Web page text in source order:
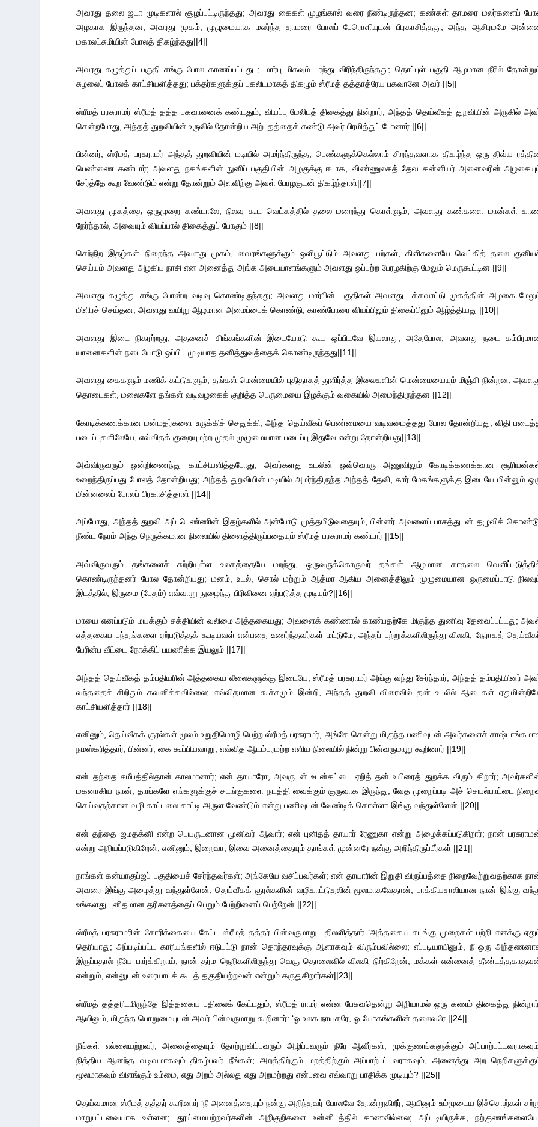
அவரது தலை ஜடா முடிகளால் சூழப்பட்டிருந்தது; அவரது கைகள் முழங்கால் வரை நீண்டிருந்தன; கண்கள் தாமரை மலர்களைப்
அழகாக இருந்தன; அவரது முகம், முழுமையாக மலர்ந்த தாமரை போலப் பேரொளியுடன் பிரகாசித்தது; அந்த ஆசிரமமே
மகாலட்சுமியின் போலத் திகழ்ந்தது||4||
அவரது கழுத்துப் பகுதி சங்கு போல காணப்பட்டது ; மார்பு மிகவும் பரந்து விரிந்திருந்தது; தொப்புள் பகுதி ஆழமான நீரில்
சுழலைப் போலக் காட்சியளித்தது; பக்தர்களுக்குப் புகலிடமாகத் திகழும் ஸ்ரீமத் தத்தாத்ரேய பகவானே அவர் ||5||
ஸ்ரீமத் பரசுராமர் ஸ்ரீமத் தத்த பகவானைக் கண்டதும், வியப்பு மேலிடத் திகைத்து நின்றார்; அந்தத் தெய்வீகத் துறவியின் அருகில்
சென்றபோது, அந்தத் துறவியின் உருவில் தோன்றிய அற்புதத்தைக் கண்டு அவர் பிரமித்துப் போனார் ||6||
பின்னர், ஸ்ரீமத் பரசுராமர் அந்தத் துறவியின் மடியில் அமர்ந்திருந்த, பெண்களுக்கெல்லாம் சிறந்தவளாக திகழ்ந்த ஒரு திவ்ய
பெண்ணை கண்டார்; அவளது நகங்களின் நுனிப் பகுதியின் அழகுக்கு ஈடாக, விண்ணுலகத் தேவ கன்னியர் அனைவரின்
சேர்த்தே கூற வேண்டும் என்று தோன்றும் அளவிற்கு அவள் பேரழகுடன் திகழ்ந்தாள்||7||
அவளது முகத்தை ஒருமுறை கண்டாலே, நிலவு கூட வெட்கத்தில் தலை மறைந்து கொள்ளும்; அவளது கண்களை மான்கள்
நேர்ந்தால், அவையும் வியப்பால் திகைத்துப் போகும் ||8||
செந்நிற இதழ்கள் நிறைந்த அவளது முகம், வைரங்களுக்கும் ஒளியூட்டும் அவளது பற்கள், கிளிகளையே வெட்கித் தலை
செய்யும் அவளது அழகிய நாசி என அனைத்து அங்க அடையாளங்களும் அவளது ஒப்பற்ற பேரழகிற்கு மேலும் மெருகூட்டின ||9||
அவளது கழுத்து சங்கு போன்ற வடிவு கொண்டிருந்தது; அவளது மார்பின் பகுதிகள் அவளது பக்கவாட்டு முகத்தின் அழகை
மிளிரச் செய்தன; அவளது வயிறு ஆழமான அமைப்பைக் கொண்டு, காண்போரை வியப்பிலும் திகைப்பிலும் ஆழ்த்தியது ||10||
அவளது இடை நிகரற்றது; அதனைச் சிங்கங்களின் இடையோடு கூட ஒப்பிடவே இயலாது; அதேபோல, அவளது நடை
யானைகளின் நடையோடு ஒப்பிட முடியாத தனித்துவத்தைக் கொண்டிருந்தது||11||
அவளது கைகளும் மணிக் கட்டுகளும், தங்கள் மென்மையில் புதிதாகத் துளிர்த்த இலைகளின் மென்மையையும் மிஞ்சி நின்றன;
தொடைகள், மலைகளே தங்கள் வடிவழகைக் குறித்த பெருமையை இழக்கும் வகையில் அமைந்திருந்தன ||12||
கோடிக்கணக்கான மன்மதர்களை உருக்கிச் செதுக்கி, அந்த தெய்வீகப் பெண்மையை வடிவமைத்தது போல தோன்றியது; விதி
படைப்புகளிலேயே, எவ்விதக் குறையுமற்ற முதல் முழுமையான படைப்பு இதுவே என்று தோன்றியது||13||
அவ்விருவரும் ஒன்றிணைந்து காட்சியளித்தபோது, அவர்களது உடலின் ஒவ்வொரு அணுவிலும் கோடிக்கணக்கான
உறைந்திருப்பது போலத் தோன்றியது; அந்தத் துறவியின் மடியில் அமர்ந்திருந்த அந்தத் தேவி, கார் மேகங்களுக்கு இடையே மின்னும்
மின்னலைப் போலப் பிரகாசித்தாள் ||14||
அப்போது, அந்தத் துறவி அப் பெண்ணின் இதழ்களில் அன்போடு முத்தமிடுவதையும், பின்னர் அவளைப் பாசத்துடன் தழுவிக்
நீண்ட நேரம் அந்த நெருக்கமான நிலையில் திளைத்திருப்பதையும் ஸ்ரீமத் பரசுராமர் கண்டார் ||15||
அவ்விருவரும் தங்களைச் சுற்றியுள்ள உலகத்தையே மறந்து, ஒருவருக்கொருவர் தங்கள் ஆழமான காதலை
கொண்டிருந்தனர் போல தோன்றியது; மனம், உடல், சொல் மற்றும் ஆத்மா ஆகிய அனைத்திலும் முழுமையான ஒருமைப்பாடு
இடத்தில், இருமை (பேதம்) எவ்வாறு நுழைந்து பிரிவினை ஏற்படுத்த முடியும்?||16||
மாயை எனப்படும் மயக்கும் சக்தியின் வலிமை அத்தகையது; அவளைக் கண்ணால் காண்பதற்கே மிகுந்த துணிவு தேவைப்பட்டது;
எத்தகைய பந்தங்களை ஏற்படுத்தக் கூடியவள் என்பதை உணர்ந்தவர்கள் மட்டுமே, அந்தப் பற்றுக்களிலிருந்து விலகி, நேராகத்
பேரின்ப வீட்டை நோக்கிப் பயணிக்க இயலும் ||17||
அந்தத் தெய்வீகத் தம்பதியரின் அத்தகைய லீலைகளுக்கு இடையே, ஸ்ரீமத் பரசுராமர் அங்கு வந்து சேர்ந்தார்; அந்தத் தம்பதியினர்
வந்ததைச் சிறிதும் கவனிக்கவில்லை; எவ்விதமான கூச்சமும் இன்றி, அந்தத் துறவி விரைவில் தன் உடலில் ஆடைகள்
காட்சியளித்தார் ||18||
எனினும், தெய்வீகக் குரல்கள் மூலம் உறுதிமொழி பெற்ற ஸ்ரீமத் பரசுராமர், அங்கே சென்று மிகுந்த பணிவுடன் அவர்களைச்
நமஸ்கரித்தார்; பின்னர், கை கூப்பியவாறு, எவ்வித ஆடம்பரமற்ற எளிய நிலையில் நின்று பின்வருமாறு கூறினார் ||19||
என் தந்தை சமீபத்தில்தான் காலமானார்; என் தாயாரோ, அவருடன் உடன்கட்டை ஏறித் தன் உயிரைத் துறக்க விரும்புகிறார்;
மகனாகிய நான், தாங்களே எங்களுக்குச் சடங்குகளை நடத்தி வைக்கும் குருவாக இருந்து, வேத முறைப்படி அச் செயல்பாட்டை
செய்வதற்கான வழி காட்டலை காட்டி அருள வேண்டும் என்று பணிவுடன் வேண்டிக் கொள்ளா இங்கு வந்துள்ளேன் ||20||
என் தந்தை ஜமதக்னி என்ற பெயருடனான முனிவர் ஆவார்; என் புனிதத் தாயார் ரேணுகா என்று அழைக்கப்படுகிறார்; நான்
என்று அறியப்படுகிறேன்; எனினும், இறைவா, இவை அனைத்தையும் தாங்கள் முன்னரே நன்கு அறிந்திருப்பீர்கள் ||21||
நாங்கள் கன்யாகுப்ஜப் பகுதியைச் சேர்ந்தவர்கள்; அங்கேயே வசிப்பவர்கள்; என் தாயாரின் இறுதி விருப்பத்தை நிறைவேற்றுவதற்காக
அவரை இங்கு அழைத்து வந்துள்ளேன்; தெய்வீகக் குரல்களின் வழிகாட்டுதலின் மூலமாகவேதான், பாக்கியசாலியான நான் இங்கு
உங்களது புனிதமான தரிசனத்தைப் பெறும் பேற்றினைப் பெற்றேன் ||22||
ஸ்ரீமத் பரசுராமரின் கோரிக்கையை கேட்ட ஸ்ரீமத் தத்தர் பின்வருமாறு பதிலளித்தார் ‘அத்தகைய சடங்கு முறைகள் பற்றி எனக்கு
தெரியாது; அப்படிப்பட்ட காரியங்களில் ஈடுபட்டு நான் தொந்தரவுக்கு ஆளாகவும் விரும்பவில்லை; எப்படியாயினும், நீ ஒரு
இருப்பதால் நீயே பார்க்கிறாய், நான் தர்ம நெறிகளிலிருந்து வெகு தொலைவில் விலகி நிற்கிறேன்; மக்கள் என்னைத்
என்றும், என்னுடன் உரையாடக் கூடத் தகுதியற்றவன் என்றும் கருதுகிறார்கள்||23||
ஸ்ரீமத் தத்தரிடமிருந்தே இத்தகைய பதிலைக் கேட்டதும், ஸ்ரீமத் ராமர் என்ன பேசுவதென்று அறியாமல் ஒரு கணம் திகைத்து
ஆயினும், மிகுந்த பொறுமையுடன் அவர் பின்வருமாறு கூறினார்: ‘ஓ உலக நாயகரே, ஓ யோகங்களின் தலைவரே ||24||
நீங்கள் எல்லையற்றவர்; அனைத்தையும் தோற்றுவிப்பவரும் அழிப்பவரும் நீரே ஆவீர்கள்; முக்குணங்களுக்கும்
நித்திய ஆனந்த வடிவமாகவும் திகழ்பவர் நீங்கள்; அறத்திற்கும் மறத்திற்கும் அப்பாற்பட்டவராகவும், அனைத்து அற
மூலமாகவும் விளங்கும் உம்மை, எது அறம் அல்லது எது அறமற்றது என்பவை எவ்வாறு பாதிக்க முடியும்? ||25||
தெய்வமான ஸ்ரீமத் தத்தர் கூறினார் ‘நீ அனைத்தையும் நன்கு அறிந்தவர் போலவே தோன்றுகிறீர்; ஆயினும் உம்முடைய இச்சொற்கள்
மாறுபட்டவையாக உள்ளன; தூய்மையற்றவர்களின் அறிகுறிகளை உன்னிடத்தில் காணவில்லை; அப்படியிருக்க,